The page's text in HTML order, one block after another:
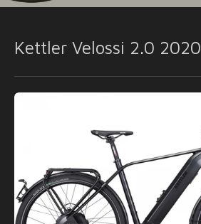
Kettler Velossi 2.0 2020